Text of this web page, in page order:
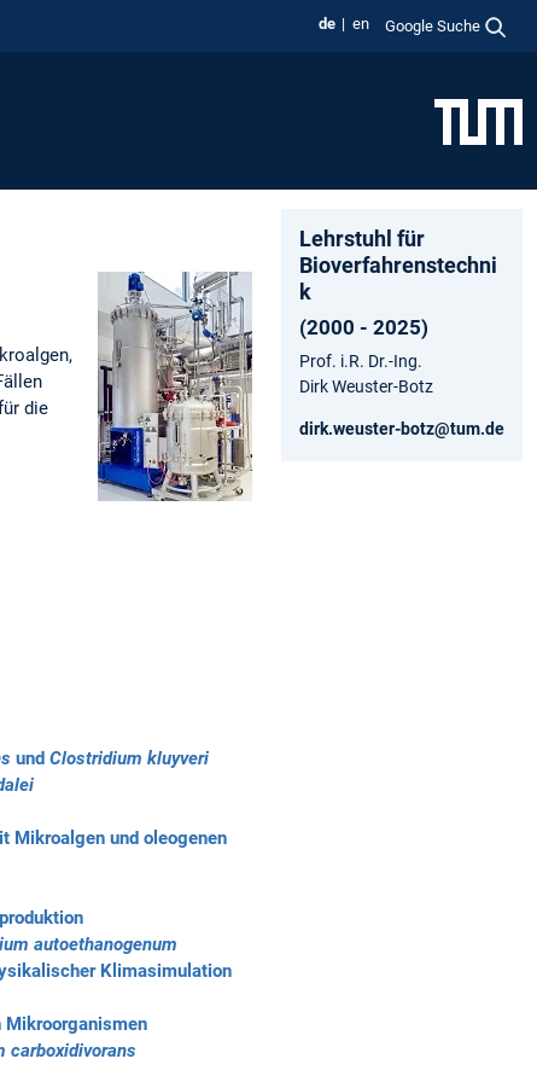
de en Google Suche
die
und Clostridium kluyveri
Mikroalgen und oleogenen
autoethanogenum
Klimasimulation
Mikroorganismen
carboxidivorans
Lehrstuhl für
Bioverfahrenstechni
k
(2000 - 2025)
Prof. i.R. Dr.-Ing.
Dirk Weuster-Botz
dirk.weuster-botz@tum.de